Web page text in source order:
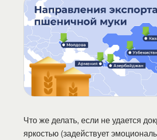
Что же делать, если не удается
яркостью (задействует